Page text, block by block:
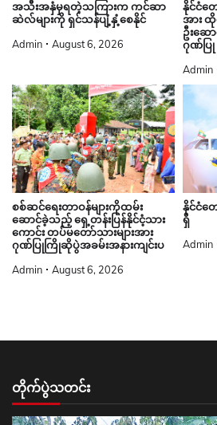
အသီးအနှံမှရတဲ့သကြားက ကင်ဆာ
ဆဲလ်များကို ရှင်သန်ပျံ့နှံ့စေနိုင်
Admin August 6, 2026
နိုင်ငံတ
အား ထို
ဦးဆေ
ဂုဏ်ပြု
Admin
စစ်ဆင်ရေးတာဝန်များကိုထမ်း
ဆောင်ခဲ့သည့် ရှေ့တန်းပြန်နိုင်ငံ့သား
ကောင်း တပ်မတော်သားများအား
ဂုဏ်ပြုကြိုဆိုပွဲအခမ်းအနားကျင်းပ
Admin August 6, 2026
နိုင်ငံတ
ရှိ
Admin
တိုက်ပွဲသတင်း